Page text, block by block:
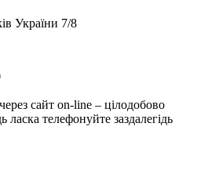
України 7/8
сайт on-line – цілодобово
ласка телефонуйте заздалегідь